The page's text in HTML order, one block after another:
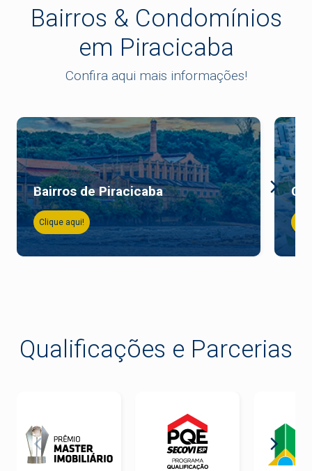
Bairros & Condomínios
em Piracicaba
Confira aqui mais informações!
Bairros de Piracicaba
Clique aqui!
Qualificações e Parcerias